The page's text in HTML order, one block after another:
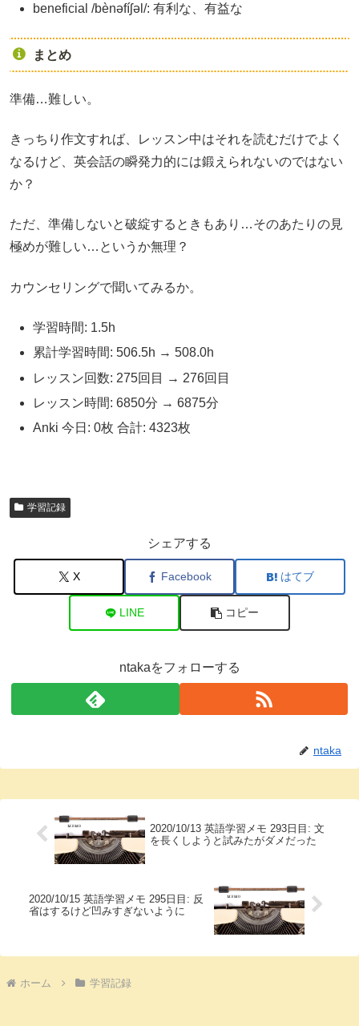
beneficial /bènəfíʃəl/: 有利な、有益な
まとめ
準備…難しい。
きっちり作文すれば、レッスン中はそれを読むだけでよく
なるけど、英会話の瞬発力的には鍛えられないのではない
か？
ただ、準備しないと破綻するときもあり…そのあたりの見
極めが難しい…というか無理？
カウンセリングで聞いてみるか。
学習時間: 1.5h
累計学習時間: 506.5h → 508.0h
レッスン回数: 275回目 → 276回目
レッスン時間: 6850分 → 6875分
Anki 今日: 0枚 合計: 4323枚
学習記録
シェアする
X Facebook はてブ
LINE コピー
ntakaをフォローする
ntaka
2020/10/13 英語学習メモ 293日目: 文
を長くしようと試みたがダメだった
2020/10/15 英語学習メモ 295日目: 反
省はするけど凹みすぎないように
ホーム 学習記録